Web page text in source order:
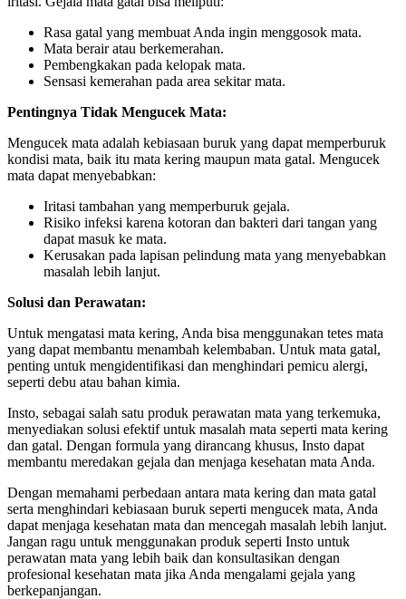
Rasa gatal yang membuat Anda ingin menggosok mata.
Mata berair atau berkemerahan.
Pembengkakan pada kelopak mata.
Sensasi kemerahan pada area sekitar mata.
Pentingnya Tidak Mengucek Mata:
Mengucek mata adalah kebiasaan buruk yang dapat memperburuk
kondisi mata, baik itu mata kering maupun mata gatal. Mengucek
mata dapat menyebabkan:
Iritasi tambahan yang memperburuk gejala.
Risiko infeksi karena kotoran dan bakteri dari tangan yang
dapat masuk ke mata.
Kerusakan pada lapisan pelindung mata yang menyebabkan
masalah lebih lanjut.
Solusi dan Perawatan:
Untuk mengatasi mata kering, Anda bisa menggunakan tetes mata
yang dapat membantu menambah kelembaban. Untuk mata gatal,
penting untuk mengidentifikasi dan menghindari pemicu alergi,
seperti debu atau bahan kimia.
Insto, sebagai salah satu produk perawatan mata yang terkemuka,
menyediakan solusi efektif untuk masalah mata seperti mata kering
dan gatal. Dengan formula yang dirancang khusus, Insto dapat
membantu meredakan gejala dan menjaga kesehatan mata Anda.
Dengan memahami perbedaan antara mata kering dan mata gatal
serta menghindari kebiasaan buruk seperti mengucek mata, Anda
dapat menjaga kesehatan mata dan mencegah masalah lebih lanjut.
Jangan ragu untuk menggunakan produk seperti Insto untuk
perawatan mata yang lebih baik dan konsultasikan dengan
profesional kesehatan mata jika Anda mengalami gejala yang
berkepanjangan.